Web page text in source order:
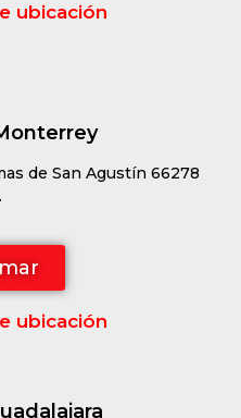
ubicación
de San Agustín 66278
ubicación